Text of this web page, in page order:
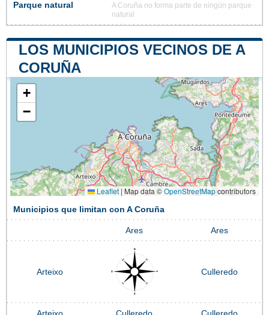
Parque natural
A Coruña no forma parte de ningún parque
natural
LOS MUNICIPIOS VECINOS DE A
CORUÑA
+
−
Leaflet|Map data ©OpenStreetMapcontributors
Municipios que limitan con A Coruña
Ares Ares
Arteixo Culleredo